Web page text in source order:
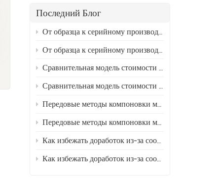
Последний Блог
От образца к серийному производству: инженерный анализ первопричин улучшения характеристик нейлонового материала 2
От образца к серийному производству: инженерный анализ первопричин улучшения характеристик нейлонового материала 1
Сравнительная модель стоимости жизненного цикла для PA6, PA66 и переработанного нейлона 2.
Сравнительная модель стоимости жизненного цикла для PA6, PA66 и переработанного нейлона 1
Передовые методы компоновки модифицированных нейлоновых составов в условиях требований к материалам для новых энергетических транспортных средств 2
Передовые методы компоновки модифицированных нейлоновых составов в условиях требований к материалам для новых энергетических транспортных средств 1
Как избежать доработок из-за соответствия стандартам EN на этапе производства материалов для проектов с использованием модифицированного нейлона, экспортируемых в Европу? Раздел 2
Как избежать доработок из-за соответствия стандартам EN на этапе производства материалов для проектов с использованием модифицированного нейлона, экспортируемых в Европу? Раздел 1